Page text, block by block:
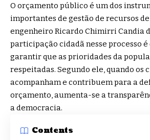
O orçamento público é um dos
importantes de gestão de recursos
engenheiro Ricardo Chimirri Candia
participação cidadã nesse processo é
garantir que as prioridades da
respeitadas. Segundo ele, quando os
acompanham e contribuem para a
orçamento, aumenta-se a
a democracia.
Contents